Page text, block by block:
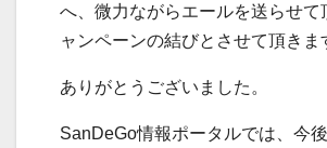
へ、微力ながらエールを送らせて
ャンペーンの結びとさせて頂きま
ありがとうございました。
SanDeGo情報ポータルでは、今